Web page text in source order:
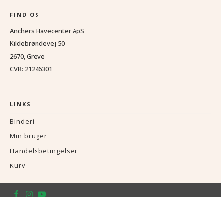
FIND OS
Anchers Havecenter ApS
Kildebrøndevej 50
2670, Greve
CVR: 21246301
LINKS
Binderi
Min bruger
Handelsbetingelser
Kurv